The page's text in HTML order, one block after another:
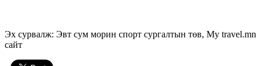
Эх сурвалж: Эвт сум морин спорт сургалтын төв, My travel.mn
сайт